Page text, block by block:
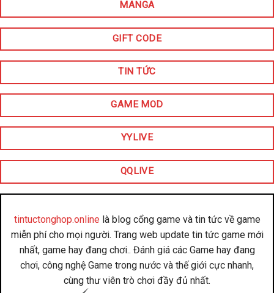
MANGA
GIFT CODE
TIN TỨC
GAME MOD
YYLIVE
QQLIVE
tintuctonghop.online là blog cổng game và tin tức về game
miễn phí cho mọi người. Trang web update tin tức game mới
nhất, game hay đang chơi.. Đánh giá các Game hay đang
chơi, công nghệ Game trong nước và thế giới cực nhanh,
cùng thư viên trò chơi đầy đủ nhất.